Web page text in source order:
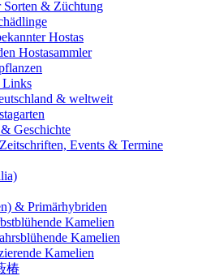
& Züchtung
Hostas
Hostasammler
& weltweit
Geschichte
Events & Termine
& Primärhybriden
Kamelien
Kamelien
Kamelien
椿